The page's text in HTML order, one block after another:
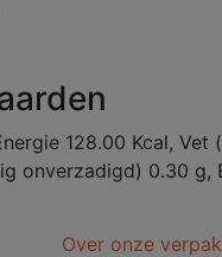
128.00 Kcal,
onverzadigd) 0.30 g,
Over onze